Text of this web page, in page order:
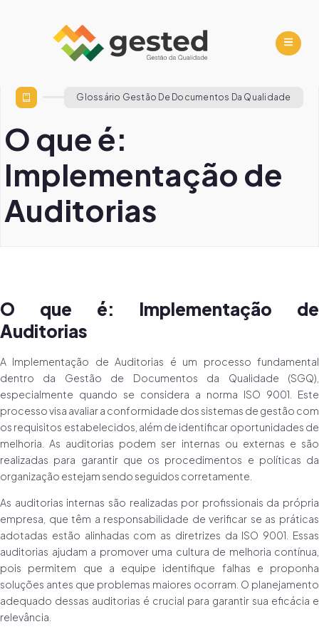
Glossário Gestão De Documentos Da Qualidade
O que é:
Implementação de
Auditorias
O que é: Implementação de
Auditorias
A Implementação de Auditorias é um processo fundamental
dentro da Gestão de Documentos da Qualidade (SGQ),
especialmente quando se considera a norma ISO 9001. Este
processo visa avaliar a conformidade dos sistemas de gestão com
os requisitos estabelecidos, além de identificar oportunidades de
melhoria. As auditorias podem ser internas ou externas e são
realizadas para garantir que os procedimentos e políticas da
organização estejam sendo seguidos corretamente.
As auditorias internas são realizadas por profissionais da própria
empresa, que têm a responsabilidade de verificar se as práticas
adotadas estão alinhadas com as diretrizes da ISO 9001. Essas
auditorias ajudam a promover uma cultura de melhoria contínua,
pois permitem que a equipe identifique falhas e proponha
soluções antes que problemas maiores ocorram. O planejamento
adequado dessas auditorias é crucial para garantir sua eficácia e
relevância.